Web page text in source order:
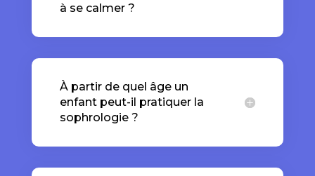
à se calmer ?
À partir de quel âge un
enfant peut-il pratiquer la
sophrologie ?